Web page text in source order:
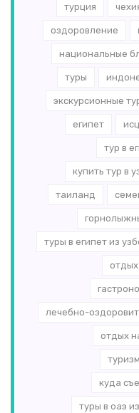
турция
оздоровление
национальные
туры
экскурсионные
египет
тур в
купить тур в
таиланд
туры в египет из
отдых
лечебно-
отдых
куда
туры в оаэ